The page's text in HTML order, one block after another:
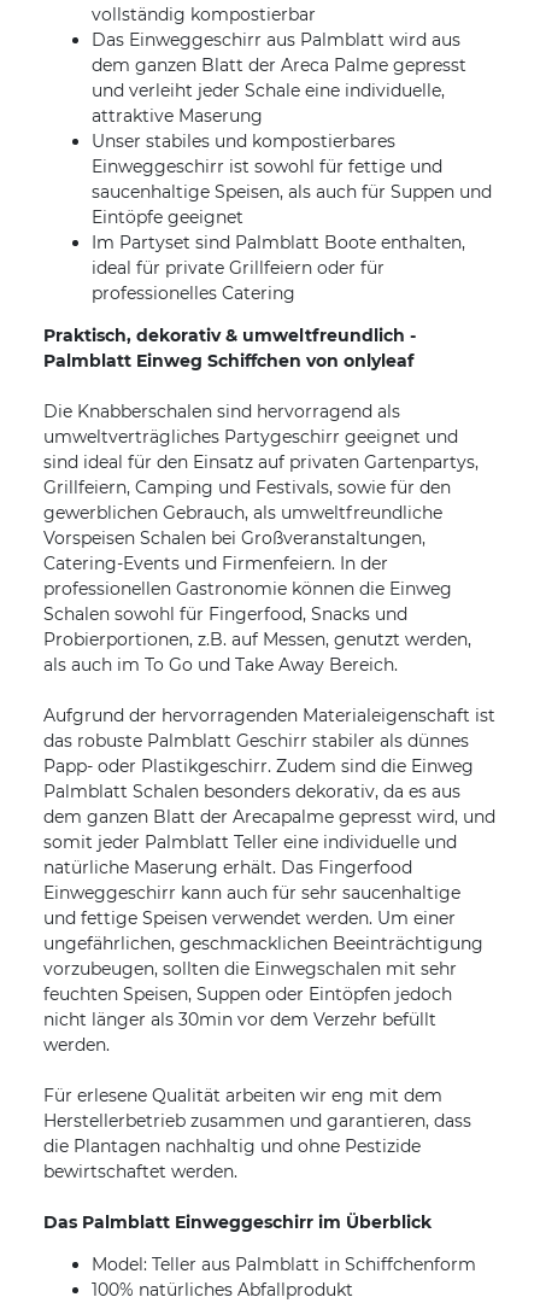
vollständig kompostierbar
Das Einweggeschirr aus Palmblatt wird aus
dem ganzen Blatt der Areca Palme gepresst
und verleiht jeder Schale eine individuelle,
attraktive Maserung
Unser stabiles und kompostierbares
Einweggeschirr ist sowohl für fettige und
saucenhaltige Speisen, als auch für Suppen und
Eintöpfe geeignet
Im Partyset sind Palmblatt Boote enthalten,
ideal für private Grillfeiern oder für
professionelles Catering
Praktisch, dekorativ & umweltfreundlich -
Palmblatt Einweg Schiffchen von onlyleaf
Die Knabberschalen sind hervorragend als
umweltverträgliches Partygeschirr geeignet und
sind ideal für den Einsatz auf privaten Gartenpartys,
Grillfeiern, Camping und Festivals, sowie für den
gewerblichen Gebrauch, als umweltfreundliche
Vorspeisen Schalen bei Großveranstaltungen,
Catering-Events und Firmenfeiern. In der
professionellen Gastronomie können die Einweg
Schalen sowohl für Fingerfood, Snacks und
Probierportionen, z.B. auf Messen, genutzt werden,
als auch im To Go und Take Away Bereich.
Aufgrund der hervorragenden Materialeigenschaft ist
das robuste Palmblatt Geschirr stabiler als dünnes
Papp- oder Plastikgeschirr. Zudem sind die Einweg
Palmblatt Schalen besonders dekorativ, da es aus
dem ganzen Blatt der Arecapalme gepresst wird, und
somit jeder Palmblatt Teller eine individuelle und
natürliche Maserung erhält. Das Fingerfood
Einweggeschirr kann auch für sehr saucenhaltige
und fettige Speisen verwendet werden. Um einer
ungefährlichen, geschmacklichen Beeinträchtigung
vorzubeugen, sollten die Einwegschalen mit sehr
feuchten Speisen, Suppen oder Eintöpfen jedoch
nicht länger als 30min vor dem Verzehr befüllt
werden.
Für erlesene Qualität arbeiten wir eng mit dem
Herstellerbetrieb zusammen und garantieren, dass
die Plantagen nachhaltig und ohne Pestizide
bewirtschaftet werden.
Das Palmblatt Einweggeschirr im Überblick
Model: Teller aus Palmblatt in Schiffchenform
100% natürliches Abfallprodukt